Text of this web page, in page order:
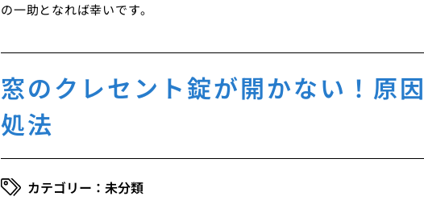
の一助となれば幸いです。
窓のクレセント錠が開かない！原
処法
未分類